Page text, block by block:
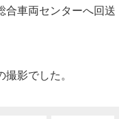
合車両センターへ回送
影でした。